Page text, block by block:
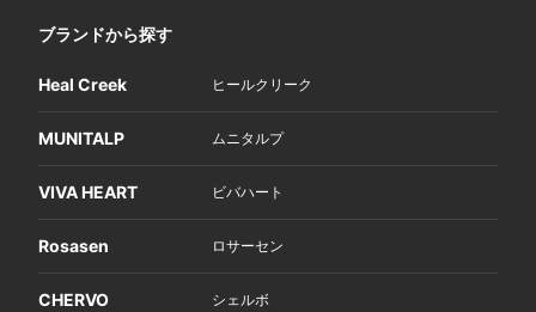
ブランドから探す
Heal Creek ヒールクリーク
MUNITALP ムニタルプ
VIVA HEART ビバハート
Rosasen ロサーセン
CHERVO シェルボ